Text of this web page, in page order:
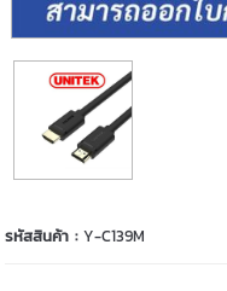
รหัสสินค้า :Y-C139M